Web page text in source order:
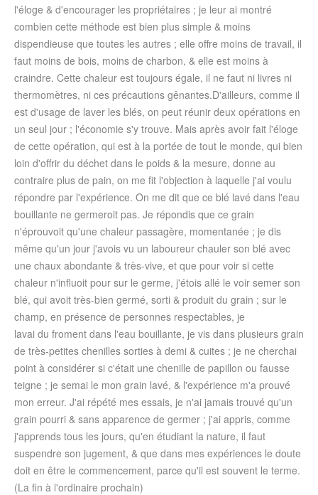
l'éloge & d'encourager les propriétaires ; je leur ai montré
combien cette méthode est bien plus simple & moins
dispendieuse que toutes les autres ; elle offre moins de travail, il
faut moins de bois, moins de charbon, & elle est moins à
craindre. Cette chaleur est toujours égale, il ne faut ni livres ni
thermomètres, ni ces précautions gênantes.D'ailleurs, comme il
est d'usage de laver les blés, on peut réunir deux opérations en
un seul jour ; l'économie s'y trouve. Mais après avoir fait l'éloge
de cette opération, qui est à la portée de tout le monde, qui bien
loin d'offrir du déchet dans le poids & la mesure, donne au
contraire plus de pain, on me fit l'objection à laquelle j'ai voulu
répondre par l'expérience. On me dit que ce blé lavé dans l'eau
bouillante ne germeroit pas. Je répondis que ce grain
n'éprouvoit qu'une chaleur passagère, momentanée ; je dis
même qu'un jour j'avois vu un laboureur chauler son blé avec
une chaux abondante & très-vive, et que pour voir si cette
chaleur n'influoit pour sur le germe, j'étois allé le voir semer son
blé, qui avoit très-bien germé, sorti & produit du grain ; sur le
champ, en présence de personnes respectables, je
lavai du froment dans l'eau bouillante, je vis dans plusieurs grain
de très-petites chenilles sorties à demi & cuites ; je ne cherchai
point à considérer si c'était une chenille de papillon ou fausse
teigne ; je semai le mon grain lavé, & l'expérience m'a prouvé
mon erreur. J'ai répété mes essais, je n'ai jamais trouvé qu'un
grain pourri & sans apparence de germer ; j'ai appris, comme
j'apprends tous les jours, qu'en étudiant la nature, il faut
suspendre son jugement, & que dans mes expériences le doute
doit en être le commencement, parce qu'il est souvent le terme.
(La fin à l'ordinaire prochain)